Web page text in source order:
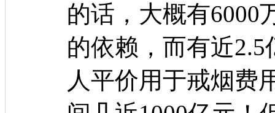
的话，大概有6000
的依赖，而有近
人平价用于戒烟费